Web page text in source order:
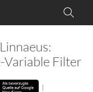
Variable Filter
|